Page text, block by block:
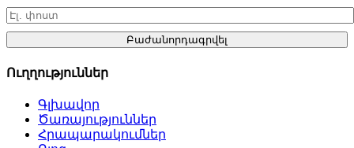
Բաժանորդագրվել
Ուղղություններ
Գլխավոր
Ծառայություններ
Հրապարակումներ